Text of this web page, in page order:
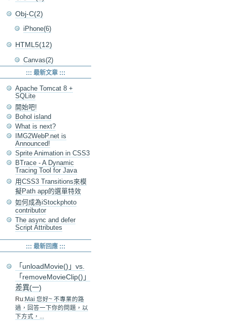
Obj-C(2)
iPhone(6)
HTML5(12)
Canvas(2)
::: 最新文章 :::
Apache Tomcat 8 +
SQLite
開始吧!
Bohol island
What is next?
IMG2WebP.net is
Announced!
Sprite Animation in CSS3
BTrace - A Dynamic
Tracing Tool for Java
用CSS3 Transitions來模
擬Path app的選單特效
如何成為iStockphoto
contributor
The async and defer
Script Attributes
::: 最新回應 :::
「unloadMovie()」vs.
「removeMovieClip()」
差異(一)
Ru:Mai 您好~ 不專業的路
過，回答一下你的問題，以
下方式，...